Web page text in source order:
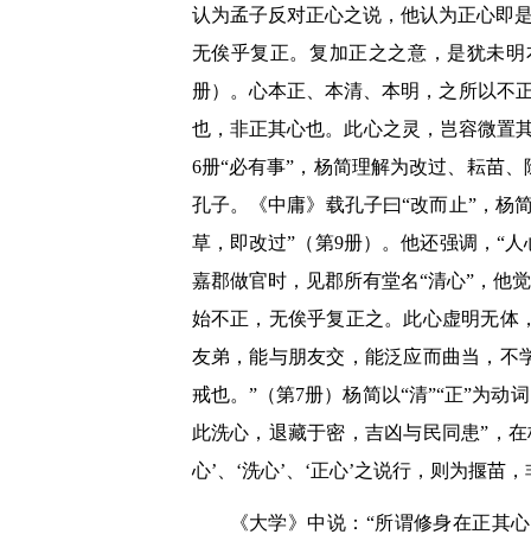
认为孟子反对正心之说，他认为正心即
无俟乎复正。复加正之之意，是犹未
册）。心本正、本清、本明，之所以不
也，非正其心也。此心之灵，岂容微置
6册“必有事”，杨简理解为改过、耘苗
孔子。《中庸》载孔子曰“改而止”，杨
草，即改过”（第9册）。他还强调，“
嘉郡做官时，见郡所有堂名“清心”，他
始不正，无俟乎复正之。此心虚明无体
友弟，能与朋友交，能泛应而曲当，不
戒也。”（第7册）杨简以“清”“正”为动
此洗心，退藏于密，吉凶与民同患”，
心’、‘洗心’、‘正心’之说行，则为揠苗
《大学》中说：“所谓修身在正其